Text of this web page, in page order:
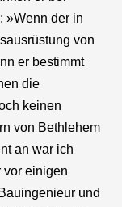
»Wenn der in
von
er bestimmt
die
keinen
von Bethlehem
an war ich
vor einigen
und